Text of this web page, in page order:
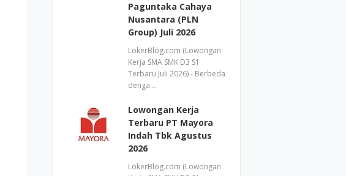
Paguntaka Cahaya
Nusantara (PLN
Group) Juli 2026
LokerBlog.com (Lowongan
Kerja SMA SMK D3 S1
Terbaru Juli 2026) - Berbeda
denga…
Lowongan Kerja
Terbaru PT Mayora
Indah Tbk Agustus
2026
LokerBlog.com (Lowongan